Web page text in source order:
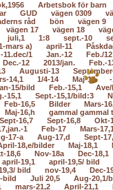
Arbetsbok för barn
GUD vägen 0309
råd bön vägen 9
vägen 17 vägen 18
juli,1 1:8 sept.-10
mars a) april-11
-11.dec/1 Jan.-12 Feb./12
Dec.-12 2013/jan. Feb.-
Augusti-13
14,1 1/4-14 Maj-14
15/bild Feb.-15,1
15,1 Sept.-15,1/bild:3
Feb-16,5 Bilder Mars-
Maj-16,h gammal gammal
Sept-16,7 Sept-16,8 Okt-
1 Feb-17 Mars-17,1
17-a Aug-17,d Sept-
18,e/bilder Maj-18,1
18,6 Nov-18a Dec-18,1
april-19,1 april-19,5/ bild
bild nov-19,4 Dec-
bild Juli 20,5 Aug-20,1/
mars-21,2 April-21,1